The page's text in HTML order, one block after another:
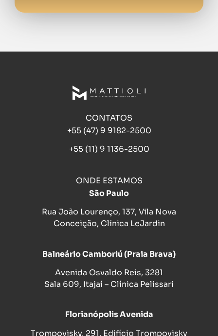
CONTATOS
+55 (47) 9 9182-2500
+55 (11) 9 1136-2500
ONDE ESTAMOS
São Paulo
Rua João Lourenço, 137, Vila Nova
Conceição, Clínica LeJardin
Balneário Camboriú (Praia Brava)
Avenida Osvaldo Reis, 3281
Sala 609, Itajaí – Clínica Pelissari
Florianópolis Avenida
Trompovisky, 291, Edifício Trompovisky